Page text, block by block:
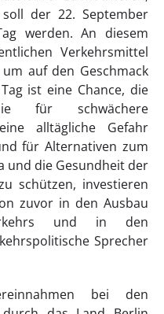
der 22. September
werden. An diesem
Verkehrsmittel
auf den Geschmack
ist eine Chance, die
für schwächere
alltägliche Gefahr
für Alternativen zum
und die Gesundheit der
schützen, investieren
zuvor in den Ausbau
und in den
Sprecher
bei den